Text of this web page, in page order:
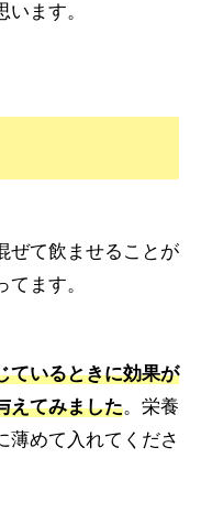
ます。
ぜて飲ませることが
ます。
ているときに効果が
えてみました。栄養
薄めて入れてくださ